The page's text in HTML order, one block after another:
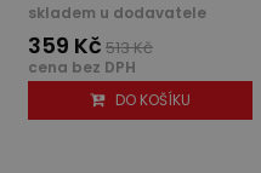
skladem u dodavatele
359 Kč 513 Kč
cena bez DPH
DO KOŠÍKU